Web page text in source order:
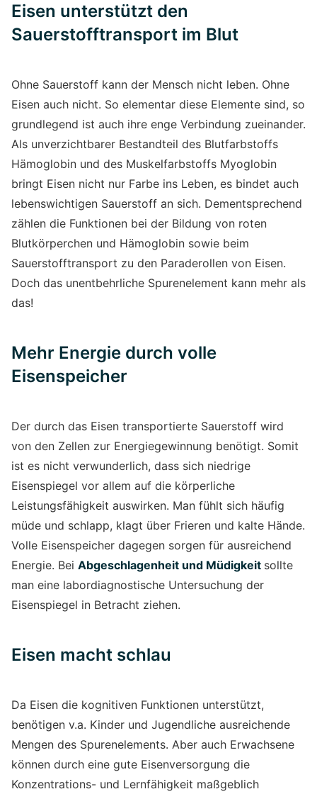
Eisen unterstützt den
Sauerstofftransport im Blut
Ohne Sauerstoff kann der Mensch nicht leben. Ohne
Eisen auch nicht. So elementar diese Elemente sind, so
grundlegend ist auch ihre enge Verbindung zueinander.
Als unverzichtbarer Bestandteil des Blutfarbstoffs
Hämoglobin und des Muskelfarbstoffs Myoglobin
bringt Eisen nicht nur Farbe ins Leben, es bindet auch
lebenswichtigen Sauerstoff an sich. Dementsprechend
zählen die Funktionen bei der Bildung von roten
Blutkörperchen und Hämoglobin sowie beim
Sauerstofftransport zu den Paraderollen von Eisen.
Doch das unentbehrliche Spurenelement kann mehr als
das!
Mehr Energie durch volle
Eisenspeicher
Der durch das Eisen transportierte Sauerstoff wird
von den Zellen zur Energiegewinnung benötigt. Somit
ist es nicht verwunderlich, dass sich niedrige
Eisenspiegel vor allem auf die körperliche
Leistungsfähigkeit auswirken. Man fühlt sich häufig
müde und schlapp, klagt über Frieren und kalte Hände.
Volle Eisenspeicher dagegen sorgen für ausreichend
Energie. Bei Abgeschlagenheit und Müdigkeit sollte
man eine labordiagnostische Untersuchung der
Eisenspiegel in Betracht ziehen.
Eisen macht schlau
Da Eisen die kognitiven Funktionen unterstützt,
benötigen v.a. Kinder und Jugendliche ausreichende
Mengen des Spurenelements. Aber auch Erwachsene
können durch eine gute Eisenversorgung die
Konzentrations- und Lernfähigkeit maßgeblich